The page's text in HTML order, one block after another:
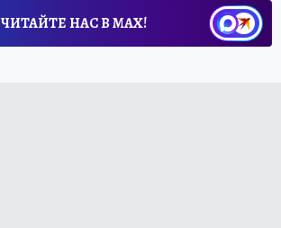
ЧИТАЙТЕ НАС В МАХ!